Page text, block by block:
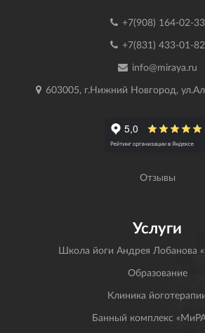
+7(908) 164-02-33
+7(831) 433-01-82
info@miraya.ru
603005, г.Нижний Новгород,
Отзывы
Услуги
Школа йоги Андрея Лобанова
Образование
Клиника
Банный комплекс